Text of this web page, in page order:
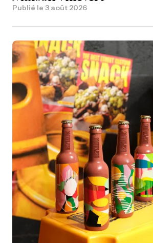
Publié le 3 août 2026